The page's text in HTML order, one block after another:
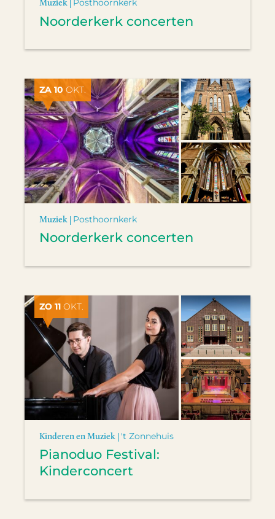
Muziek | Posthoornkerk
Noorderkerk concerten
ZA 10 OKT.
Muziek | Posthoornkerk
Noorderkerk concerten
ZO 11 OKT.
Kinderen en Muziek | 't Zonnehuis
Pianoduo Festival:
Kinderconcert